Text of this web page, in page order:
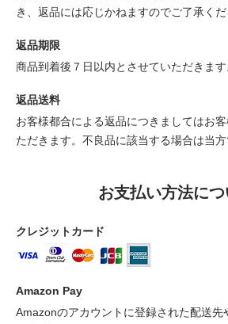
き、返品には応じかねますのでご了承くだ
返品期限
商品到着後７日以内とさせていただきます
返品送料
お客様都合による返品につきましてはお
ただきます。不良品に該当する場合は当方
お支払い方法につ
クレジットカード
Amazon Pay
Amazonのアカウントに登録された配送先